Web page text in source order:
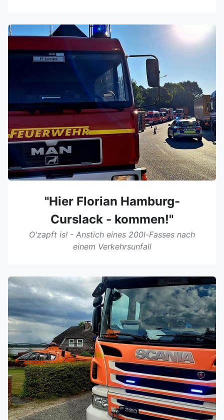
"Hier Florian Hamburg-
Curslack - kommen!"
O'zapft is! - Anstich eines 200l-Fasses nach
einem Verkehrsunfall